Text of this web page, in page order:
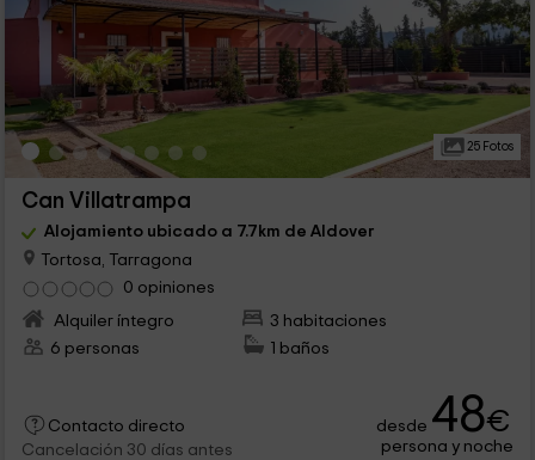
25 Fotos
Can Villatrampa
Alojamiento ubicado a 7.7km de Aldover
Tortosa, Tarragona
0 opiniones
Alquiler íntegro
3 habitaciones
6 personas
1 baños
Contacto directo
Cancelación 30 días antes
desde 48€
persona y noche